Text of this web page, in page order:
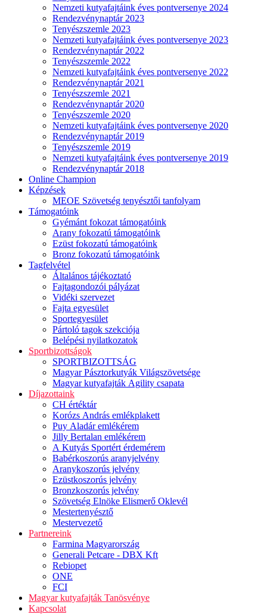
Nemzeti kutyafajtáink éves pontversenye 2024
Rendezvénynaptár 2023
Tenyészszemle 2023
Nemzeti kutyafajtáink éves pontversenye 2023
Rendezvénynaptár 2022
Tenyészszemle 2022
Nemzeti kutyafajtáink éves pontversenye 2022
Rendezvénynaptár 2021
Tenyészszemle 2021
Rendezvénynaptár 2020
Tenyészszemle 2020
Nemzeti kutyafajtáink éves pontversenye 2020
Rendezvénynaptár 2019
Tenyészszemle 2019
Nemzeti kutyafajtáink éves pontversenye 2019
Rendezvénynaptár 2018
Online Champion
Képzések
MEOE Szövetség tenyésztői tanfolyam
Támogatóink
Gyémánt fokozat támogatóink
Arany fokozatú támogatóink
Ezüst fokozatú támogatóink
Bronz fokozatú támogatóink
Tagfelvétel
Általános tájékoztató
Fajtagondozói pályázat
Vidéki szervezet
Fajta egyesület
Sportegyesület
Pártoló tagok szekciója
Belépési nyilatkozatok
Sportbizottságok
SPORTBIZOTTSÁG
Magyar Pásztorkutyák Világszövetsége
Magyar kutyafajták Agility csapata
Díjazottaink
CH értéktár
Korózs András emlékplakett
Puy Aladár emlékérem
Jilly Bertalan emlékérem
A Kutyás Sportért érdemérem
Babérkoszorús aranyjelvény
Aranykoszorús jelvény
Ezüstkoszorús jelvény
Bronzkoszorús jelvény
Szövetség Elnöke Elismerő Oklevél
Mestertenyésztő
Mestervezető
Partnereink
Farmina Magyarország
Generali Petcare - DBX Kft
Rebiopet
ONE
FCI
Magyar kutyafajták Tanösvénye
Kapcsolat